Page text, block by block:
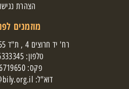
הצהרת
מוזמנים
רח' יד חרוצים 4 , ת"ד 53355, ירושלים
טלפון:
פקס: 02-6719650
דוא"ל: